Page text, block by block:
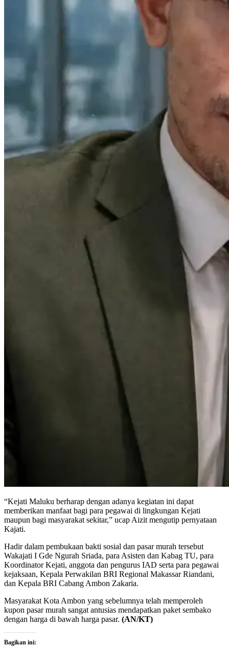
“Kejati Maluku berharap dengan adanya kegiatan ini dapat
memberikan manfaat bagi para pegawai di lingkungan Kejati
maupun bagi masyarakat sekitar,” ucap Aizit mengutip pernyataan
Kajati.
Hadir dalam pembukaan bakti sosial dan pasar murah tersebut
Wakajati I Gde Ngurah Sriada, para Asisten dan Kabag TU, para
Koordinator Kejati, anggota dan pengurus IAD serta para pegawai
kejaksaan, Kepala Perwakilan BRI Regional Makassar Riandani,
dan Kepala BRI Cabang Ambon Zakaria.
Masyarakat Kota Ambon yang sebelumnya telah memperoleh
kupon pasar murah sangat antusias mendapatkan paket sembako
dengan harga di bawah harga pasar. (AN/KT)
Bagikan ini: